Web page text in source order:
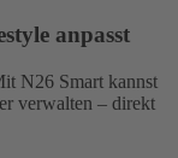
anpasst
N26 Smart kannst
verwalten – direkt